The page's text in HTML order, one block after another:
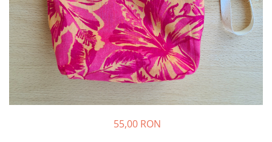
Colier / Pandantiv
Brățară
Bijuterii copii
Colier / Pandantiv
Colier de prietenie
Brățară
Accesorii păr
55,00 RON